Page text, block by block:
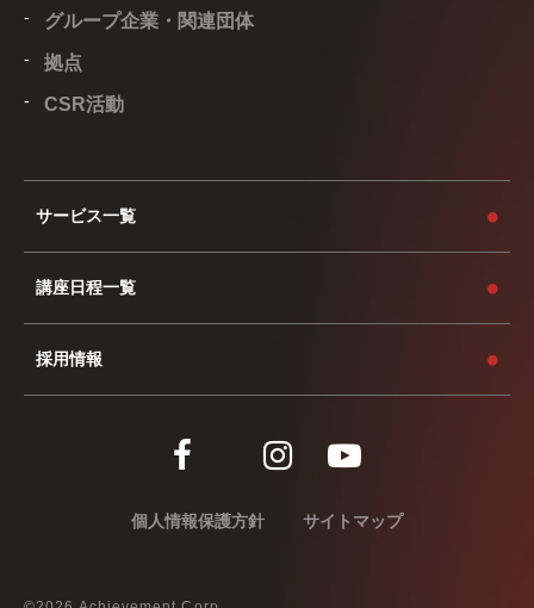
グループ企業・関連団体
拠点
CSR活動
サービス一覧
講座日程一覧
採用情報
個人情報保護方針 サイトマップ